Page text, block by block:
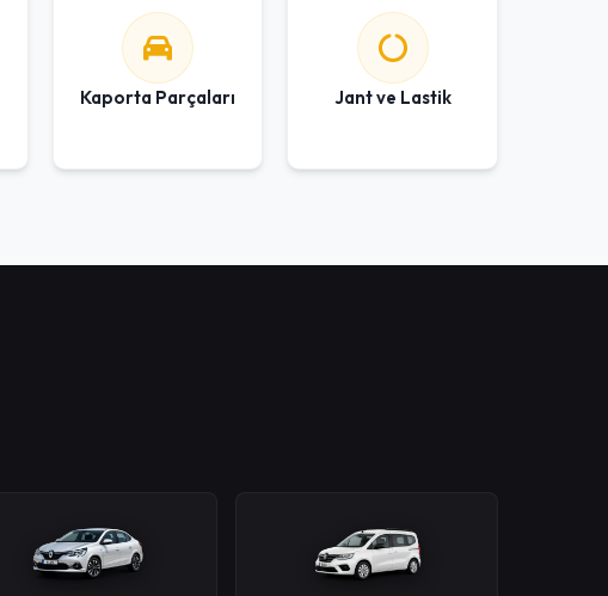
Kaporta Parçaları Jant ve Lastik